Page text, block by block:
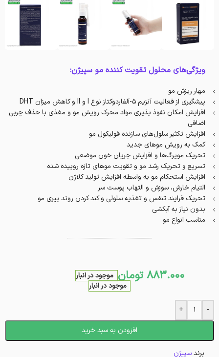
ویژگی‌های محلول تقویت کننده مو سپیژن:
مهار ریزش مو
پیشگیری از فعالیت آنزیم 5-آلفاردوکتاز نوع I و II و کاهش میزان DHT
افزایش امکان نفوذ پذیری مواد محرک رویش مو و مغذی با حذف چربی
اضافی
افزایش تکثیر سلول‌های سازنده فولیکول مو
کمک به رویش موهای جدید
تحریک مویرگ‌ها و افزایش جریان خون موضعی
تسریع و تحریک رشد مو و تقویت موهای تازه روییده شده
افزایش استحکام مو به واسطه افزایش تولید کلاژن
التیام خارش، سوزش و التهاب پوست سر
تحریک فرایند تنفس و تغذیه سلولی و کند کردن روند پیری مو
بدون نیاز به آبکشی
مناسب انواع مو
883.000 تومان موجود در انبار
موجود در انبار
-
+
افزودن به سبد خرید
برندسپیژن